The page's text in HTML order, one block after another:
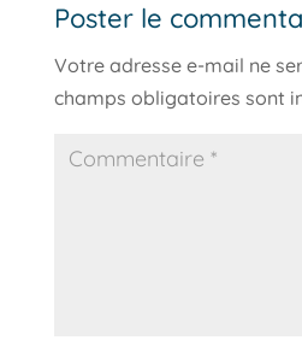
Poster le
Votre adresse e-mail ne
champs obligatoires sont